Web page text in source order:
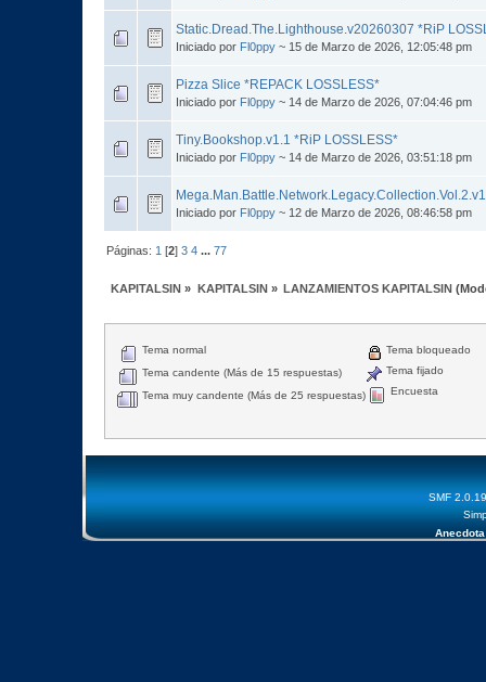
Static.Dread.The.Lighthouse.v20260307 *RiP
Iniciado por Fl0ppy ~ 15 de Marzo de 2026, 12:05:48 pm
Pizza Slice *REPACK LOSSLESS*
Iniciado por Fl0ppy ~ 14 de Marzo de 2026, 07:04:46 pm
Tiny.Bookshop.v1.1 *RiP LOSSLESS*
Iniciado por Fl0ppy ~ 14 de Marzo de 2026, 03:51:18 pm
Iniciado por Fl0ppy ~ 12 de Marzo de 2026, 08:46:58 pm
Páginas: 1 [2]3 4 ...77
KAPITALSIN » KAPITALSIN» LANZAMIENTOS KAPITALSIN
Tema normal
Tema candente (Más de 15 respuestas)
Tema muy candente (Más de 25 respuestas)
Tema bloqueado
Tema fijado
Encuesta
SMF 2.0.19
Anecdota